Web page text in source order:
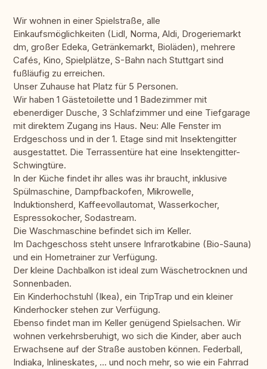
Wir wohnen in einer Spielstraße, alle
Einkaufsmöglichkeiten (Lidl, Norma, Aldi, Drogeriemarkt
dm, großer Edeka, Getränkemarkt, Bioläden), mehrere
Cafés, Kino, Spielplätze, S-Bahn nach Stuttgart sind
fußläufig zu erreichen.
Unser Zuhause hat Platz für 5 Personen.
Wir haben 1 Gästetoilette und 1 Badezimmer mit
ebenerdiger Dusche, 3 Schlafzimmer und eine Tiefgarage
mit direktem Zugang ins Haus. Neu: Alle Fenster im
Erdgeschoss und in der 1. Etage sind mit Insektengitter
ausgestattet. Die Terrassentüre hat eine Insektengitter-
Schwingtüre.
In der Küche findet ihr alles was ihr braucht, inklusive
Spülmaschine, Dampfbackofen, Mikrowelle,
Induktionsherd, Kaffeevollautomat, Wasserkocher,
Espressokocher, Sodastream.
Die Waschmaschine befindet sich im Keller.
Im Dachgeschoss steht unsere Infrarotkabine (Bio-Sauna)
und ein Hometrainer zur Verfügung.
Der kleine Dachbalkon ist ideal zum Wäschetrocknen und
Sonnenbaden.
Ein Kinderhochstuhl (Ikea), ein TripTrap und ein kleiner
Kinderhocker stehen zur Verfügung.
Ebenso findet man im Keller genügend Spielsachen. Wir
wohnen verkehrsberuhigt, wo sich die Kinder, aber auch
Erwachsene auf der Straße austoben können. Federball,
Indiaka, Inlineskates, ... und noch mehr, so wie ein Fahrrad